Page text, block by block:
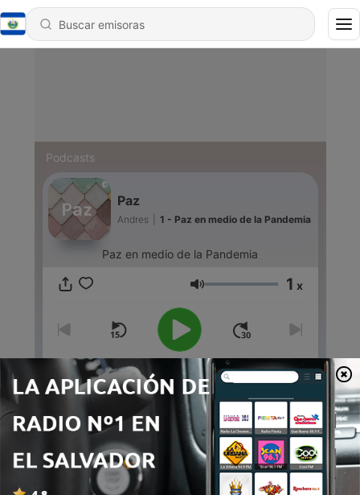
Podcasts
Paz
Andres 1 - Paz en medio de la Pandemia
Paz en medio de la Pandemia
Volumen 1 x
00:00 00:00
Episodios
1 - Paz en medio de la Pandemia
27 abr. 2020